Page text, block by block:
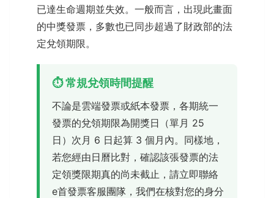
已達生命週期並失效。一般而言，出現此畫面
的中獎發票，多數也已同步超過了財政部的法
定兌領期限。
⏱️ 常規兌領時間提醒
不論是雲端發票或紙本發票，各期統一
發票的兌領期限為開獎日（單月 25
日）次月 6 日起算 3 個月內。同樣地，
若您經由日曆比對，確認該張發票的法
定領獎限期真的尚未截止，請立即聯絡
e首發票客服團隊，我們在核對您的身分